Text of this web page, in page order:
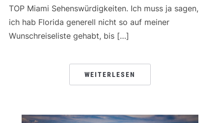
TOP Miami Sehenswürdigkeiten. Ich muss ja sagen,
ich hab Florida generell nicht so auf meiner
Wunschreiseliste gehabt, bis […]
WEITERLESEN